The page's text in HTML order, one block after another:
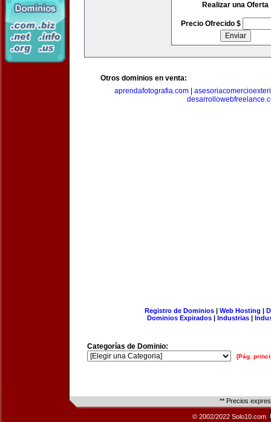
Realizar una Oferta
Precio Ofrecido $
Otros dominios en venta:
aprendafotografia.com
Registro de Dominios| Web Hosting |
Dominios Expirados | Industrias |
Categorías de Dominio:
[Pág.
** Precios
© 2002/2022 Solo10.com